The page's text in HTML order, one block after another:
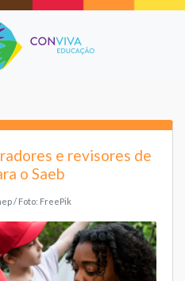
e revisores de
o Saeb
/ Foto: FreePik